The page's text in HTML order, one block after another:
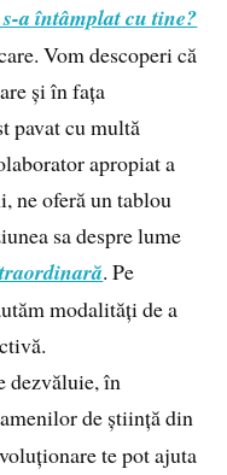
s-a întâmplat cu tine?
Vom descoperi că
și în fața
pavat cu multă
apropiat a
ne oferă un tablou
sa despre lume
. Pe
modalități de a
dezvăluie, în
de știință din
te pot ajuta